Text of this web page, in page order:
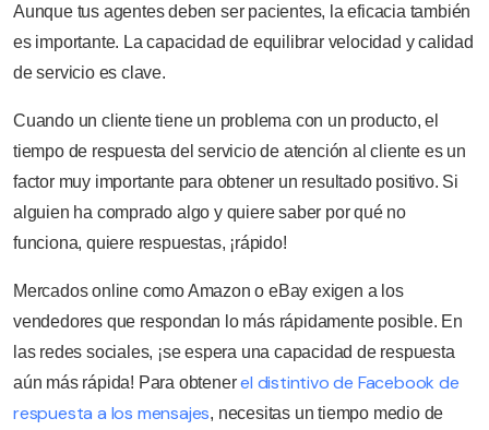
Aunque tus agentes deben ser pacientes, la eficacia también
es importante. La capacidad de equilibrar velocidad y calidad
de servicio es clave.
Cuando un cliente tiene un problema con un producto, el
tiempo de respuesta del servicio de atención al cliente es un
factor muy importante para obtener un resultado positivo. Si
alguien ha comprado algo y quiere saber por qué no
funciona, quiere respuestas, ¡rápido!
Mercados online como Amazon o eBay exigen a los
vendedores que respondan lo más rápidamente posible. En
las redes sociales, ¡se espera una capacidad de respuesta
aún más rápida! Para obtenerel distintivo de Facebook de
respuesta a los mensajes, necesitas un tiempo medio de